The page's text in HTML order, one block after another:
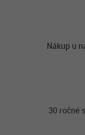
Nákup u
30 ročné